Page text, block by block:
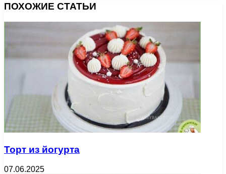
ПОХОЖИЕ СТАТЬИ
Торт из йогурта
07.06.2025